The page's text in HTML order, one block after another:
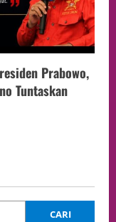
Prabowo,
Tuntaskan
CARI